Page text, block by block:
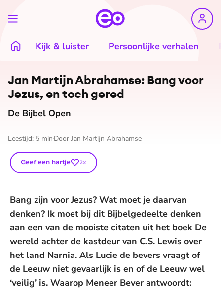
Kijk & luister Persoonlijke verhalen
©Janita Sassen
Jan Martijn Abrahamse: Bang voor
Jezus, en toch gered
De Bijbel Open
Leestijd: 5 min Door Jan Martijn Abrahamse
Geef een hartje 2x
Bang zijn voor Jezus? Wat moet je daarvan
denken? Ik moet bij dit Bijbelgedeelte denken
aan een van de mooiste citaten uit het boek De
wereld achter de kastdeur van C.S. Lewis over
het land Narnia. Als Lucie de bevers vraagt of
de Leeuw niet gevaarlijk is en of de Leeuw wel
‘veilig’ is. Waarop Meneer Bever antwoordt: